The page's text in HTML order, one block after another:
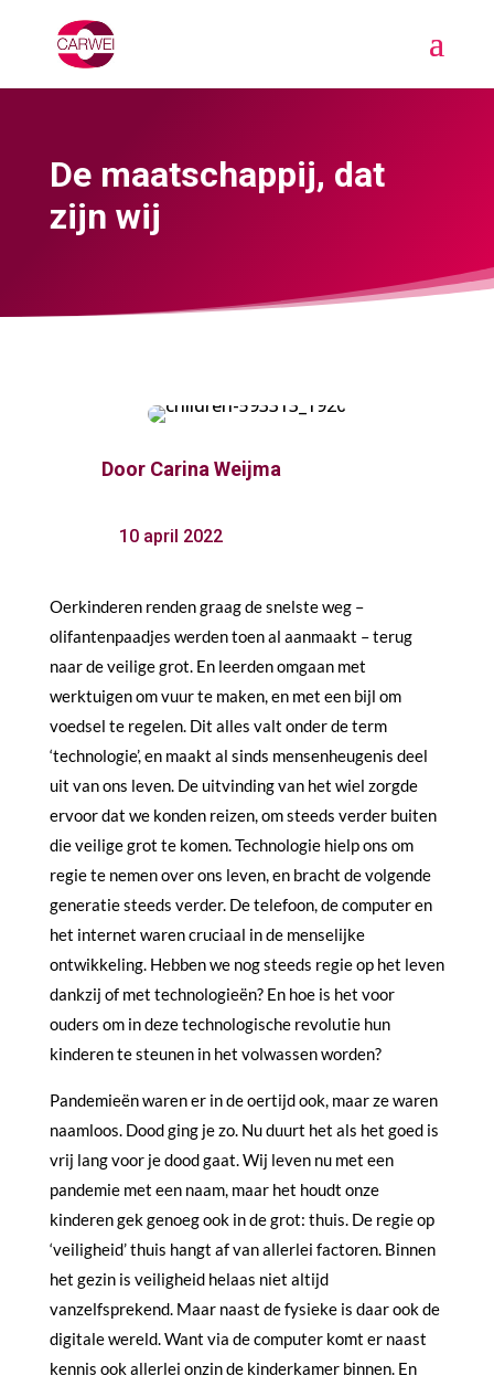
De maatschappij, dat
zijn wij
Door Carina Weijma
10 april 2022
Oerkinderen renden graag de snelste weg –
olifantenpaadjes werden toen al aanmaakt – terug
naar de veilige grot. En leerden omgaan met
werktuigen om vuur te maken, en met een bijl om
voedsel te regelen. Dit alles valt onder de term
‘technologie’, en maakt al sinds mensenheugenis deel
uit van ons leven. De uitvinding van het wiel zorgde
ervoor dat we konden reizen, om steeds verder buiten
die veilige grot te komen. Technologie hielp ons om
regie te nemen over ons leven, en bracht de volgende
generatie steeds verder. De telefoon, de computer en
het internet waren cruciaal in de menselijke
ontwikkeling. Hebben we nog steeds regie op het leven
dankzij of met technologieën? En hoe is het voor
ouders om in deze technologische revolutie hun
kinderen te steunen in het volwassen worden?
Pandemieën waren er in de oertijd ook, maar ze waren
naamloos. Dood ging je zo. Nu duurt het als het goed is
vrij lang voor je dood gaat. Wij leven nu met een
pandemie met een naam, maar het houdt onze
kinderen gek genoeg ook in de grot: thuis. De regie op
‘veiligheid’ thuis hangt af van allerlei factoren. Binnen
het gezin is veiligheid helaas niet altijd
vanzelfsprekend. Maar naast de fysieke is daar ook de
digitale wereld. Want via de computer komt er naast
kennis ook allerlei onzin de kinderkamer binnen. En